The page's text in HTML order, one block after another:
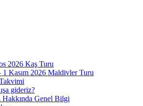
2026 Kaş Turu
1 Kasım 2026 Maldivler Turu
gideriz?
Hakkında Genel Bilgi